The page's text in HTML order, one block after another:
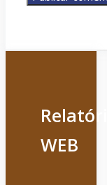
Relatório
WEB